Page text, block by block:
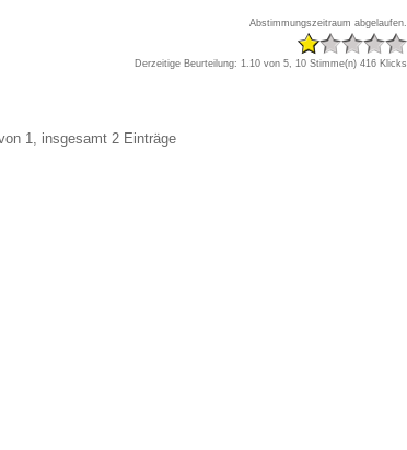
Abstimmungszeitraum abgelaufen.
Derzeitige Beurteilung: 1.10 von 5, 10 Stimme(n) 416 Klicks
1, insgesamt 2 Einträge